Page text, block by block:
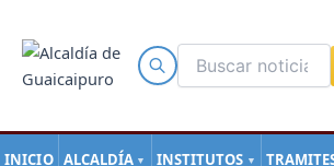
INICIO ALCALDÍA ▼ INSTITUTOS ▼
contenido